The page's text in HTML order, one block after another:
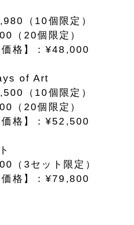
（10個限定）
（20個限定）
格】：¥48,000
of Art
（10個限定）
（20個限定）
格】：¥52,500
（3セット限定）
格】：¥79,800